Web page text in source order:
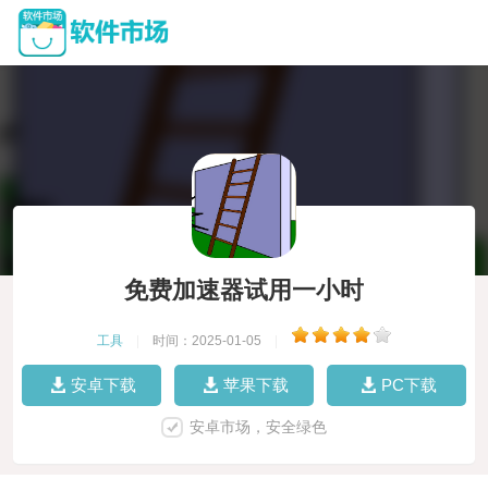
免费加速器试用一小时
工具 时间：2025-01-05
安卓下载 苹果下载 PC下载
安卓市场，安全绿色